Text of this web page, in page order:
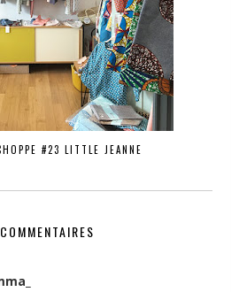
#23 LITTLE JEANNE